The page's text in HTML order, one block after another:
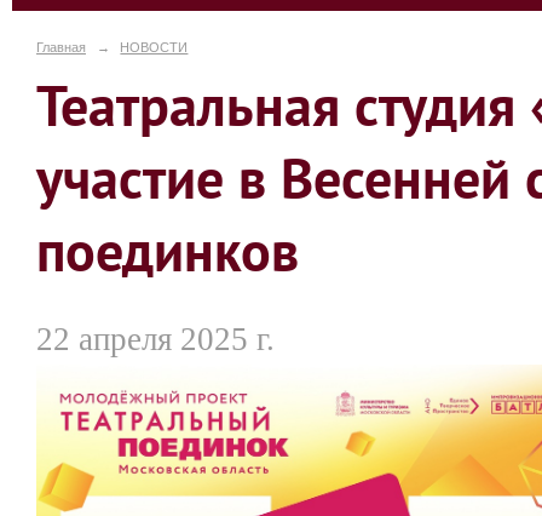
Главная → НОВОСТИ
Театральная
участие в Весенней
поединков
22 апреля 2025 г.